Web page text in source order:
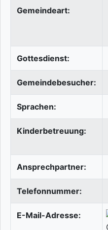
Gemeindeart:
Gottesdienst:
Gemeindebesucher:
Sprachen:
Kinderbetreuung:
Ansprechpartner:
Telefonnummer:
E-Mail-Adresse: